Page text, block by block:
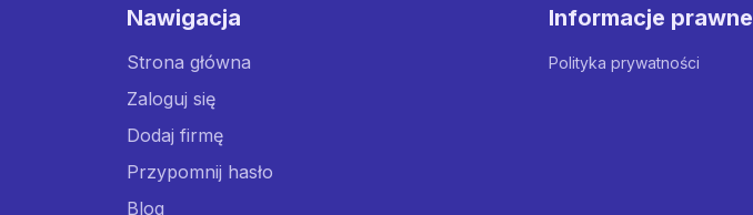
Nawigacja
Strona główna
Zaloguj się
Dodaj firmę
Przypomnij hasło
Blog
Informacje prawne
Polityka prywatności